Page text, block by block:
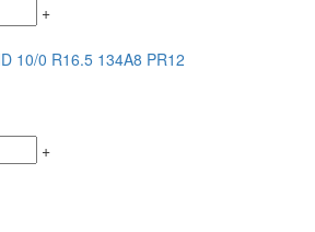
+
10/0 R16.5 134A8 PR12
+